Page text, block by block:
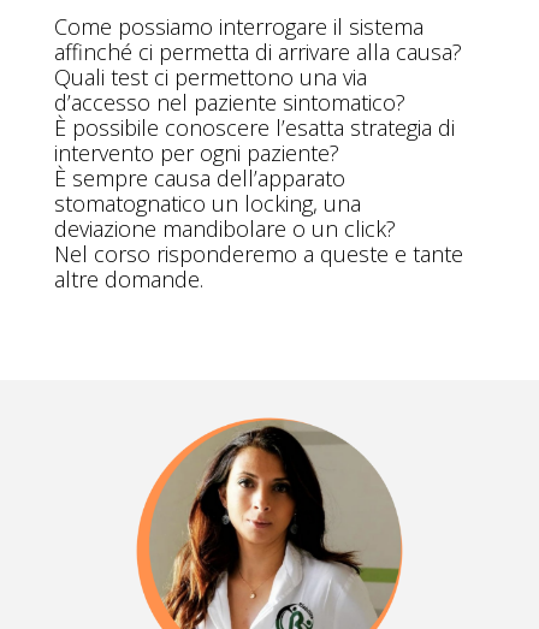
Come possiamo interrogare il sistema
affinché ci permetta di arrivare alla causa?
Quali test ci permettono una via
d’accesso nel paziente sintomatico?
È possibile conoscere l’esatta strategia di
intervento per ogni paziente?
È sempre causa dell’apparato
stomatognatico un locking, una
deviazione mandibolare o un click?
Nel corso risponderemo a queste e tante
altre domande.